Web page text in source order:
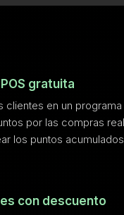
gratuita
clientes en un
por las compras
los puntos
con descuento